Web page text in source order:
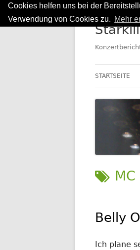
Cookies helfen uns bei der
Verwendung von Cookies zu. Mehr
Springe
Menü
STARTSEITE
MC
Belly
Ich plane